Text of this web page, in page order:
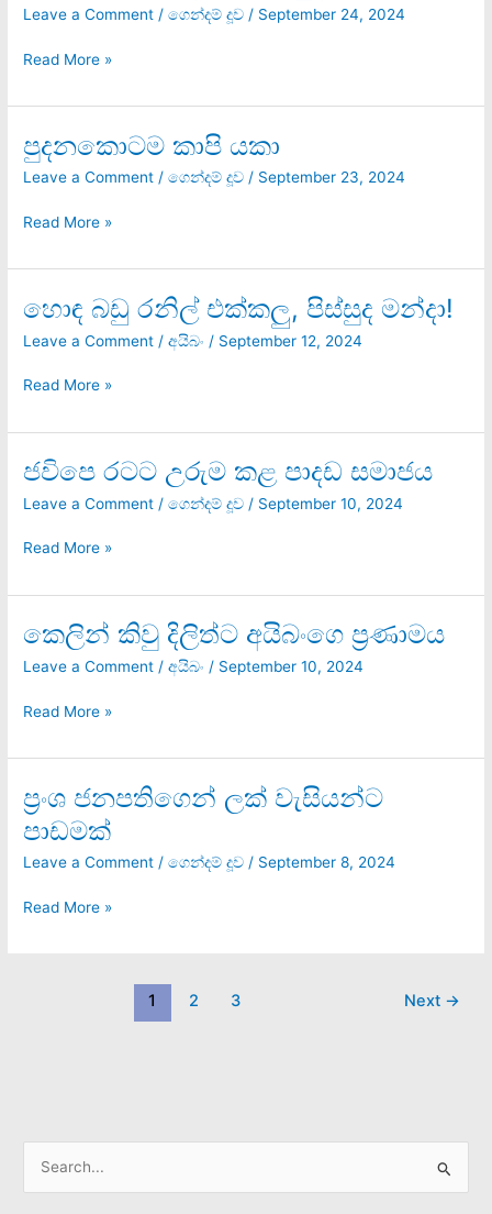
Leave a Comment /ගෙන්දම් දූව / September 24, 2024
කළයට
තලියක්
කවුද
Read More »
පුදනකොටම කාපි යකා
Leave a Comment /ගෙන්දම් දූව / September 23, 2024
පුදනකොටම
කාපි
යකා
Read More »
හොඳ බඩු රනිල් එක්කලු, පිස්සුද මන්දා!
Leave a Comment /අයිබං / September 12, 2024
හොඳ
රනිල්
පිස්සුද
Read More »
ජවිපෙ රටට උරුම කළ පාදඩ සමාජය
Leave a Comment /ගෙන්දම් දූව / September 10, 2024
ජවිපෙ
උරුම
පාදඩ
Read More »
කෙලින් කිවු දිලිත්ට අයිබංගෙ ප්‍රණාමය
Leave a Comment /අයිබං / September 10, 2024
කෙලින්
දිලිත්ට
ප්‍රණාමය
Read More »
ප්‍රංශ ජනපතිගෙන් ලක් වැසියන්ට
පාඩමක්
Leave a Comment /ගෙන්දම් දූව / September 8, 2024
ප්‍රංශ
ජනපතිගෙන්
ලක්
වැසියන්ට
Read More »
1 2 3 Next →